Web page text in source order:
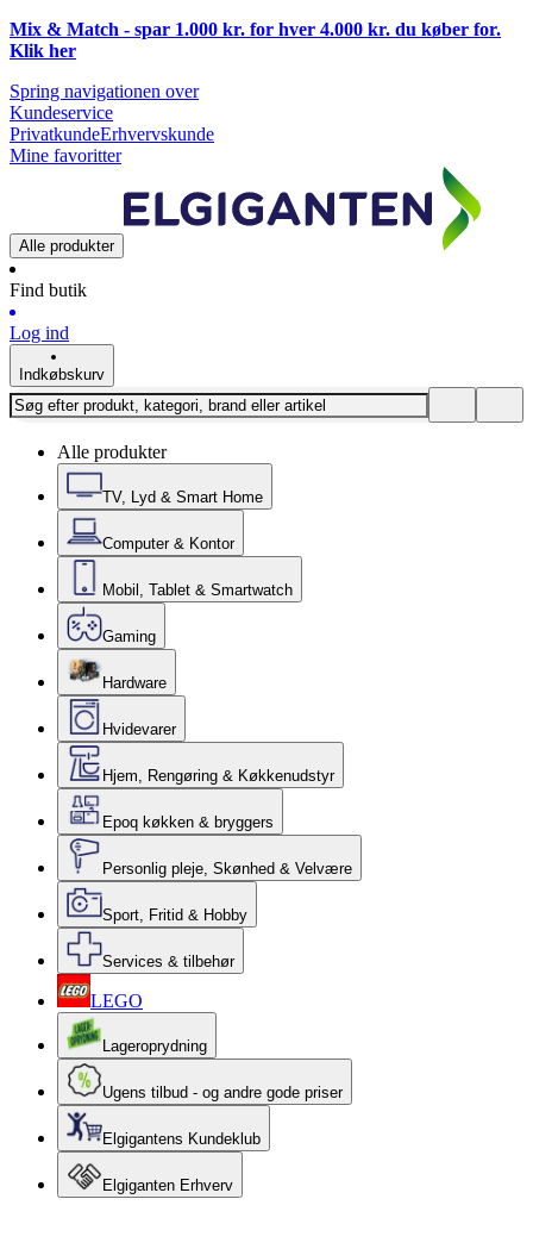
Mix & Match - spar 1.000 kr. for hver 4.000 kr. du køber for.
Klik her
Spring navigationen over
Kundeservice
PrivatkundeErhvervskunde
Mine favoritter
Alle produkter
Find butik
Log ind
Indkøbskurv
Alle produkter
TV, Lyd & Smart Home
Computer & Kontor
Mobil, Tablet & Smartwatch
Gaming
Hardware
Hvidevarer
Hjem, Rengøring & Køkkenudstyr
Epoq køkken & bryggers
Personlig pleje, Skønhed & Velvære
Sport, Fritid & Hobby
Services & tilbehør
LEGO
Lageroprydning
Ugens tilbud - og andre gode priser
Elgigantens Kundeklub
Elgiganten Erhverv